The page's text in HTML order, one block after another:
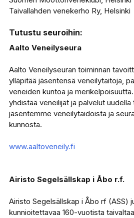
Taivallahden venekerho Ry, Helsinki
Tutustu seuroihin:
Aalto Veneilyseura
Aalto Veneilyseuran toiminnan
ylläpitää jäsentensä veneilytaitoja,
veneiden kuntoa ja
yhdistää veneilijät ja palvelut
jäsentemme veneilytaidoista ja
kunnosta.
www.aaltoveneily.fi
Airisto Segelsällskap i Åbo r.f.
Airisto Segelsällskap i Åbo rf (ASS)
kunnioitettavaa 160-vuotista